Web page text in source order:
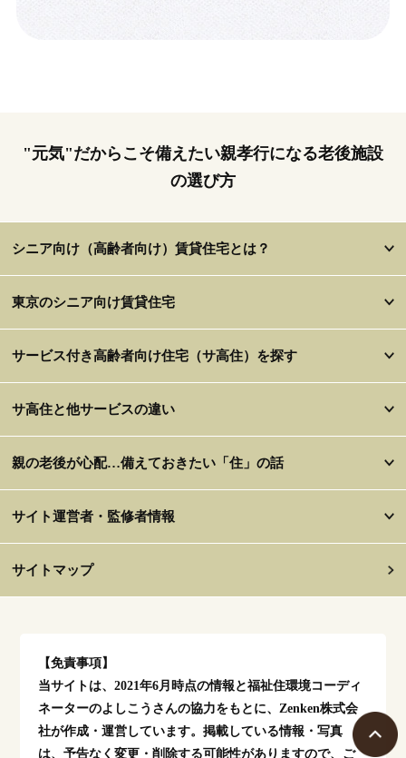
"元気"だからこそ備えたい親孝行になる老後施設
の選び方
シニア向け（高齢者向け）賃貸住宅とは？
東京のシニア向け賃貸住宅
サービス付き高齢者向け住宅（サ高住）を探す
サ高住と他サービスの違い
親の老後が心配…備えておきたい「住」の話
サイト運営者・監修者情報
サイトマップ
【免責事項】
当サイトは、2021年6月時点の情報と福祉住環境コーディ
ネーターのよしこうさんの協力をもとに、Zenken株式会
社が作成・運営しています。掲載している情報・写真
は、予告なく変更・削除する可能性がありますので、ご